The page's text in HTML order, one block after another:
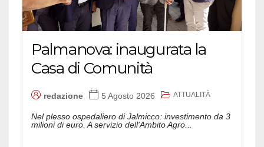
Palmanova: inaugurata la
Casa di Comunità
redazione 5 Agosto 2026 ATTUALITÀ
Nel plesso ospedaliero di Jalmicco: investimento da 3
milioni di euro. A servizio dell'Ambito Agro...